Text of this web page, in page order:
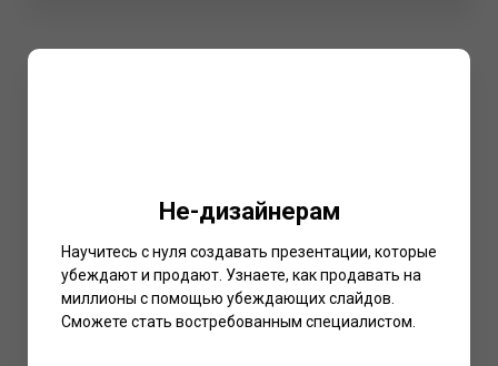
Не-дизайнерам
Научитесь с нуля создавать презентации, которые
убеждают и продают. Узнаете, как продавать на
миллионы с помощью убеждающих слайдов.
Сможете стать востребованным специалистом.